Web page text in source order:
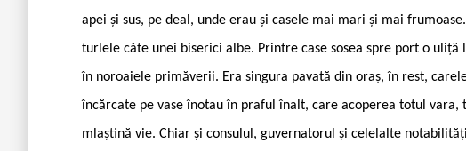
apei și sus, pe deal, unde erau și casele mai mari și mai
turlele câte unei biserici albe. Printre case sosea spre port o uliță
în noroaiele primăverii. Era singura pavată din oraș, în rest,
încărcate pe vase înotau în praful înalt, care acoperea totul
mlaștină vie. Chiar și consulul, guvernatorul și celelalte